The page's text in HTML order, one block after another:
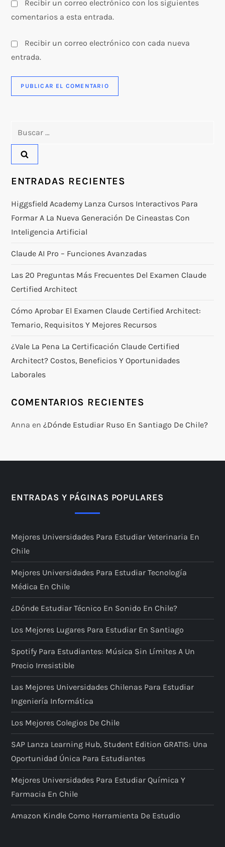
Recibir un correo electrónico con los siguientes
comentarios a esta entrada.
Recibir un correo electrónico con cada nueva
entrada.
ENTRADAS RECIENTES
Higgsfield Academy Lanza Cursos Interactivos Para
Formar A La Nueva Generación De Cineastas Con
Inteligencia Artificial
Claude AI Pro – Funciones Avanzadas
Las 20 Preguntas Más Frecuentes Del Examen Claude
Certified Architect
Cómo Aprobar El Examen Claude Certified Architect:
Temario, Requisitos Y Mejores Recursos
¿Vale La Pena La Certificación Claude Certified
Architect? Costos, Beneficios Y Oportunidades
Laborales
COMENTARIOS RECIENTES
Anna en¿Dónde Estudiar Ruso En Santiago De Chile?
ENTRADAS Y PÁGINAS POPULARES
Mejores Universidades Para Estudiar Veterinaria En
Chile
Mejores Universidades Para Estudiar Tecnología
Médica En Chile
¿Dónde Estudiar Técnico En Sonido En Chile?
Los Mejores Lugares Para Estudiar En Santiago
Spotify Para Estudiantes: Música Sin Límites A Un
Precio Irresistible
Las Mejores Universidades Chilenas Para Estudiar
Ingeniería Informática
Los Mejores Colegios De Chile
SAP Lanza Learning Hub, Student Edition GRATIS: Una
Oportunidad Única Para Estudiantes
Mejores Universidades Para Estudiar Química Y
Farmacia En Chile
Amazon Kindle Como Herramienta De Estudio